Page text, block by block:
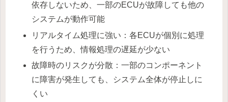
依存しないため、一部のECUが故障しても他の
システムが動作可能
リアルタイム処理に強い：各ECUが個別に処理
を行うため、情報処理の遅延が少ない
故障時のリスクが分散：一部のコンポーネント
に障害が発生しても、システム全体が停止しに
くい